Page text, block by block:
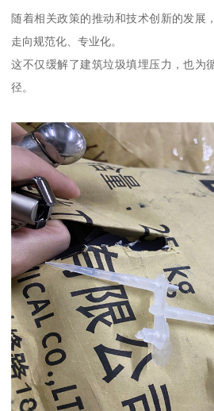
随着相关政策的推动和技术创新的发展
走向规范化、专业化。
这不仅缓解了建筑垃圾填埋压力，也为
径。